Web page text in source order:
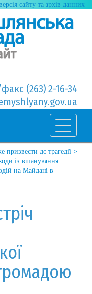
сайту та архів данних
(263) 2-16-34
призвести до трагедії >
із вшанування
на Майдані в